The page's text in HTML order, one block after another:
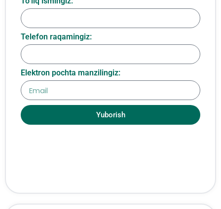
Telefon raqamingiz:
Elektron pochta manzilingiz:
Yuborish